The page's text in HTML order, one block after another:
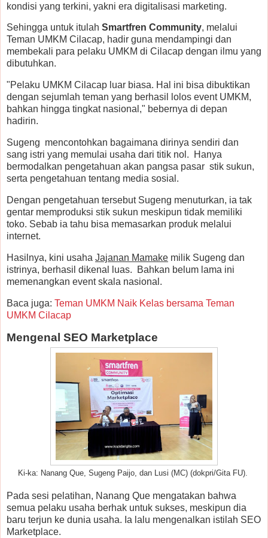
kondisi yang terkini, yakni era digitalisasi marketing.
Sehingga untuk itulah Smartfren Community, melalui
Teman UMKM Cilacap, hadir guna mendampingi dan
membekali para pelaku UMKM di Cilacap dengan ilmu yang
dibutuhkan.
"Pelaku UMKM Cilacap luar biasa. Hal ini bisa dibuktikan
dengan sejumlah teman yang berhasil lolos event UMKM,
bahkan hingga tingkat nasional," bebernya di depan
hadirin.
Sugeng mencontohkan bagaimana dirinya sendiri dan
sang istri yang memulai usaha dari titik nol. Hanya
bermodalkan pengetahuan akan pangsa pasar stik sukun,
serta pengetahuan tentang media sosial.
Dengan pengetahuan tersebut Sugeng menuturkan, ia tak
gentar memproduksi stik sukun meskipun tidak memiliki
toko. Sebab ia tahu bisa memasarkan produk melalui
internet.
Hasilnya, kini usaha Jajanan Mamake milik Sugeng dan
istrinya, berhasil dikenal luas. Bahkan belum lama ini
memenangkan event skala nasional.
Baca juga: Teman UMKM Naik Kelas bersama Teman
UMKM Cilacap
Mengenal SEO Marketplace
Ki-ka: Nanang Que, Sugeng Paijo, dan Lusi (MC) (dokpri/Gita FU).
Pada sesi pelatihan, Nanang Que mengatakan bahwa
semua pelaku usaha berhak untuk sukses, meskipun dia
baru terjun ke dunia usaha. Ia lalu mengenalkan istilah SEO
Marketplace.